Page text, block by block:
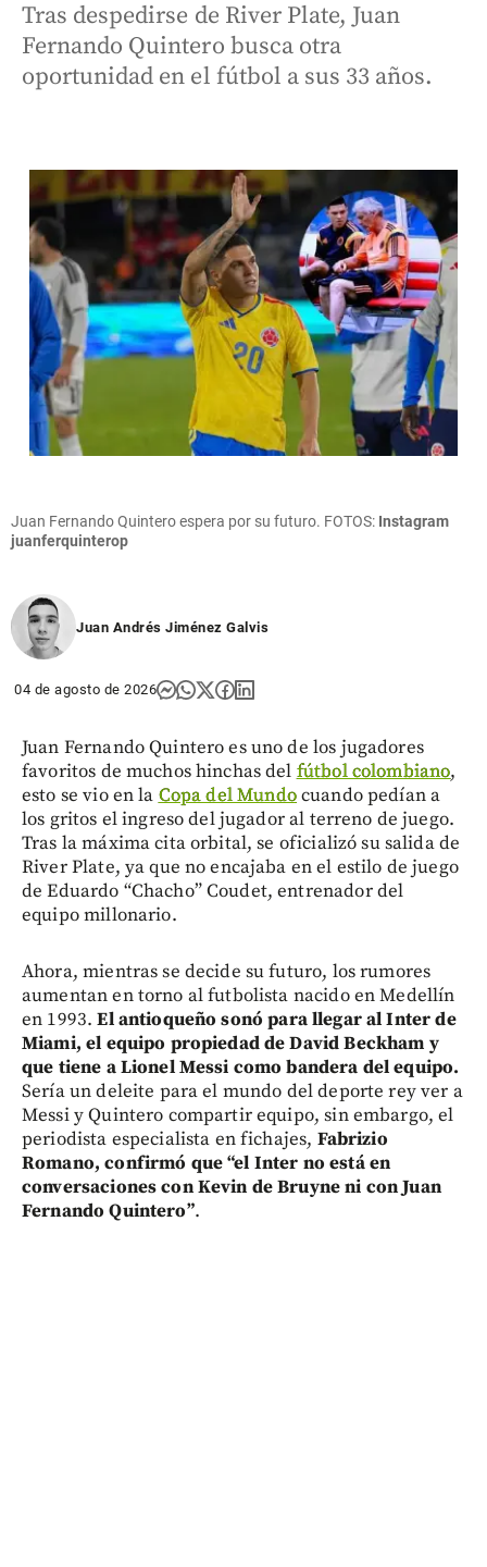
Tras despedirse de River Plate, Juan
Fernando Quintero busca otra
oportunidad en el fútbol a sus 33 años.
Juan Fernando Quintero espera por su futuro. FOTOS: Instagram
juanferquinterop
Juan Andrés Jiménez Galvis
04 de agosto de 2026
Juan Fernando Quintero es uno de los jugadores
favoritos de muchos hinchas del fútbol colombiano,
esto se vio en la Copa del Mundocuando pedían a
los gritos el ingreso del jugador al terreno de juego.
Tras la máxima cita orbital, se oficializó su salida de
River Plate, ya que no encajaba en el estilo de juego
de Eduardo “Chacho” Coudet, entrenador del
equipo millonario.
Ahora, mientras se decide su futuro, los rumores
aumentan en torno al futbolista nacido en Medellín
en 1993.El antioqueño sonó para llegar al Inter de
Miami, el equipo propiedad de David Beckham y
que tiene a Lionel Messi como bandera del equipo.
Sería un deleite para el mundo del deporte rey ver a
Messi y Quintero compartir equipo, sin embargo, el
periodista especialista en fichajes, Fabrizio
Romano, confirmó que “el Inter no está en
conversaciones con Kevin de Bruyne ni con Juan
Fernando Quintero”.